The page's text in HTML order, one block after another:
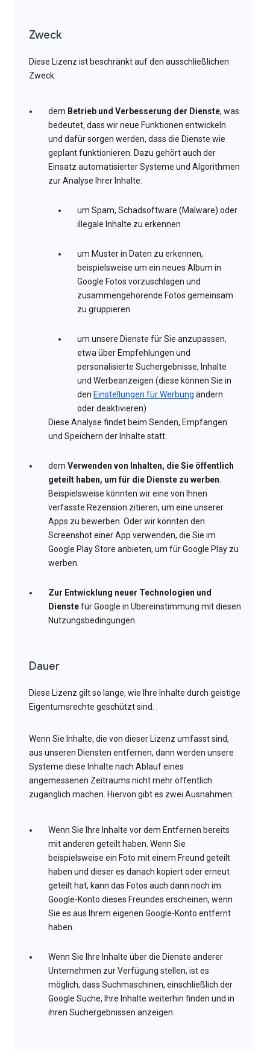
Zweck
Diese Lizenz ist beschränkt auf den ausschließlichen
Zweck:
dem Betrieb und Verbesserung der Dienste, was
bedeutet, dass wir neue Funktionen entwickeln
und dafür sorgen werden, dass die Dienste wie
geplant funktionieren. Dazu gehört auch der
Einsatz automatisierter Systeme und Algorithmen
zur Analyse Ihrer Inhalte:
um Spam, Schadsoftware (Malware) oder
illegale Inhalte zu erkennen
um Muster in Daten zu erkennen,
beispielsweise um ein neues Album in
Google Fotos vorzuschlagen und
zusammengehörende Fotos gemeinsam
zu gruppieren
um unsere Dienste für Sie anzupassen,
etwa über Empfehlungen und
personalisierte Suchergebnisse, Inhalte
und Werbeanzeigen (diese können Sie in
den Einstellungen für Werbung ändern
oder deaktivieren)
Diese Analyse findet beim Senden, Empfangen
und Speichern der Inhalte statt.
dem Verwenden von Inhalten, die Sie öffentlich
geteilt haben, um für die Dienste zu werben.
Beispielsweise könnten wir eine von Ihnen
verfasste Rezension zitieren, um eine unserer
Apps zu bewerben. Oder wir könnten den
Screenshot einer App verwenden, die Sie im
Google Play Store anbieten, um für Google Play zu
werben.
Zur Entwicklung neuer Technologien und
Dienstefür Google in Übereinstimmung mit diesen
Nutzungsbedingungen.
Dauer
Diese Lizenz gilt so lange, wie Ihre Inhalte durch geistige
Eigentumsrechte geschützt sind.
Wenn Sie Inhalte, die von dieser Lizenz umfasst sind,
aus unseren Diensten entfernen, dann werden unsere
Systeme diese Inhalte nach Ablauf eines
angemessenen Zeitraums nicht mehr öffentlich
zugänglich machen. Hiervon gibt es zwei Ausnahmen:
Wenn Sie Ihre Inhalte vor dem Entfernen bereits
mit anderen geteilt haben. Wenn Sie
beispielsweise ein Foto mit einem Freund geteilt
haben und dieser es danach kopiert oder erneut
geteilt hat, kann das Fotos auch dann noch im
Google-Konto dieses Freundes erscheinen, wenn
Sie es aus Ihrem eigenen Google-Konto entfernt
haben.
Wenn Sie Ihre Inhalte über die Dienste anderer
Unternehmen zur Verfügung stellen, ist es
möglich, dass Suchmaschinen, einschließlich der
Google Suche, Ihre Inhalte weiterhin finden und in
ihren Suchergebnissen anzeigen.